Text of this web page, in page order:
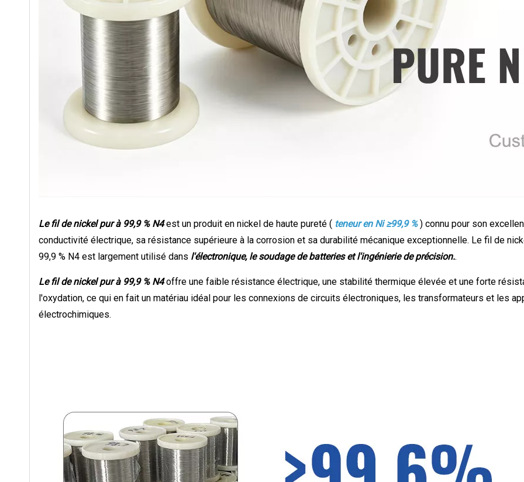
Le fil de nickel pur à 99,9 % N4est un produit en nickel de haute pureté ( teneur en Ni ≥99,9 %) connu pour son
conductivité électrique, sa résistance supérieure à la corrosion et sa durabilité mécanique exceptionnelle. Le fil de
99,9 % N4 est largement utilisé dans l'électronique, le soudage de batteries et l'ingénierie de précision..
Le fil de nickel pur à 99,9 % N4offre une faible résistance électrique, une stabilité thermique élevée et une forte
l'oxydation, ce qui en fait un matériau idéal pour les connexions de circuits électroniques, les transformateurs et les
électrochimiques.